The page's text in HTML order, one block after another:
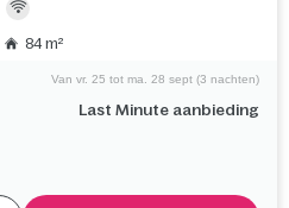
84 m²
Last Minute aanbieding
Van vr. 25 tot ma. 28 sept (3 nachten)